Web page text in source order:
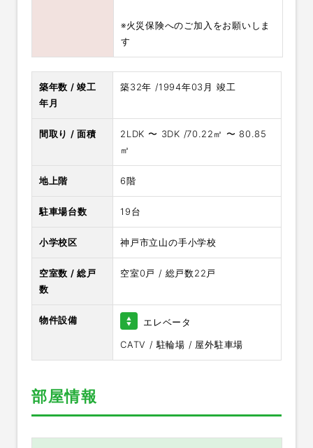
※火災保険へのご加入をお願いしま
す
築年数 / 竣工
年月
築32年 /1994年03月 竣工
間取り / 面積
2LDK 〜 3DK /70.22㎡ 〜 80.85
㎡
地上階 6階
駐車場台数 19台
小学校区 神戸市立山の手小学校
空室数 / 総戸
数
空室0戸 / 総戸数22戸
物件設備
エレベータ
CATV / 駐輪場 / 屋外駐車場
部屋情報